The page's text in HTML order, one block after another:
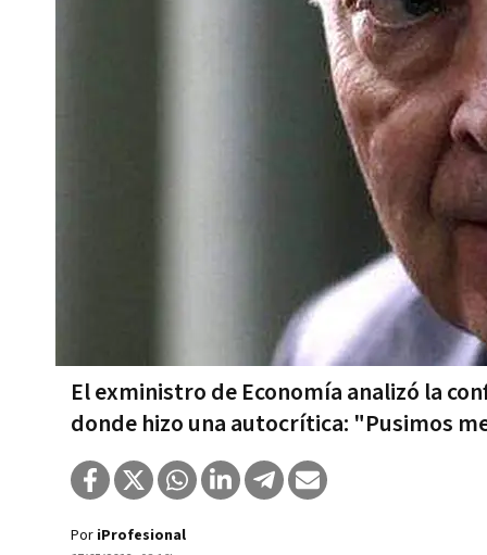
El exministro de Economía analizó la
donde hizo una autocrítica: "Pusimos
Por iProfesional